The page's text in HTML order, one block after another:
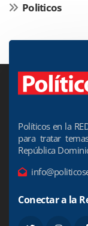
Politicos
Políticos en la
para tratar
República
Conectar a la